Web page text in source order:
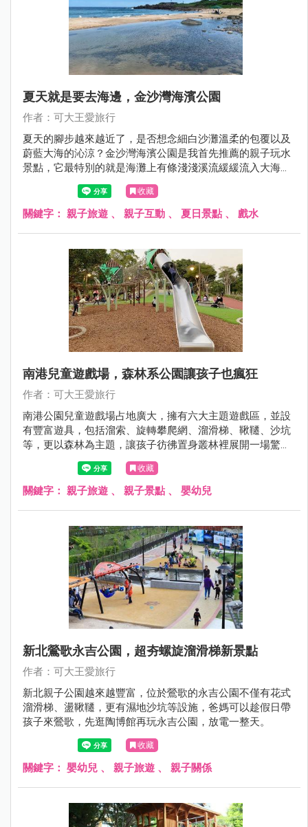
夏天就是要去海邊，金沙灣海濱公園
作者：可大王愛旅行
夏天的腳步越來越近了，是否想念細白沙灘溫柔的包覆以及
蔚藍大海的沁涼？金沙灣海濱公園是我首先推薦的親子玩水
景點，它最特別的就是海灘上有條淺淺溪流緩緩流入大海，
小孩可以在這淺灘玩水，溪水也不像海水那樣溼黏，更好清
理。溪水在內、海水在外所形成內外夾攻大力玩的特殊景
色，一旁還有公廁可免費沖洗，這樣方便安全的玩水景點不
收藏
關鍵字： 親子旅遊 、 親子互動 、 夏日景點 、 戲水
南港兒童遊戲場，森林系公園讓孩子也瘋狂
作者：可大王愛旅行
南港公園兒童遊戲場占地廣大，擁有六大主題遊戲區，並設
有豐富遊具，包括溜索、旋轉攀爬網、溜滑梯、鞦韆、沙坑
等，更以森林為主題，讓孩子彷彿置身叢林裡展開一場驚奇
收藏
關鍵字： 親子旅遊 、 親子景點 、 嬰幼兒
新北鶯歌永吉公園，超夯螺旋溜滑梯新景點
作者：可大王愛旅行
新北親子公園越來越豐富，位於鶯歌的永吉公園不僅有花式
溜滑梯、盪鞦韆，更有濕地沙坑等設施，爸媽可以趁假日帶
孩子來鶯歌，先逛陶博館再玩永吉公園，放電一整天。
收藏
關鍵字： 嬰幼兒 、 親子旅遊 、 親子關係